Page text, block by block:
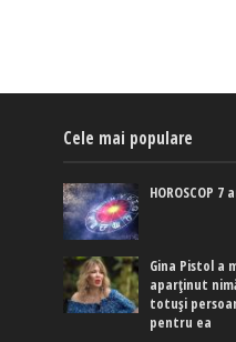
Cele mai populare
HOROSCOP 7
Gina Pistol a
aparținut
totuși
pentru ea